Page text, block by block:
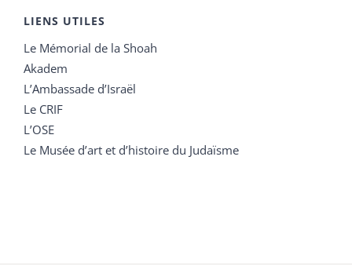
LIENS UTILES
Le Mémorial de la Shoah
Akadem
L’Ambassade d’Israël
Le CRIF
L’OSE
Le Musée d’art et d’histoire du Judaïsme